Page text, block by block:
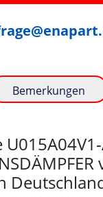
Bemerkungen